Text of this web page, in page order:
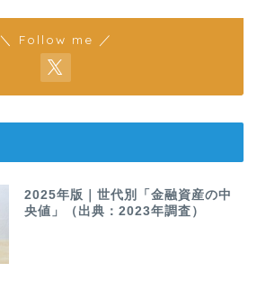
＼ Follow me ／
2025年版｜世代別「金融資産の中
央値」（出典：2023年調査）